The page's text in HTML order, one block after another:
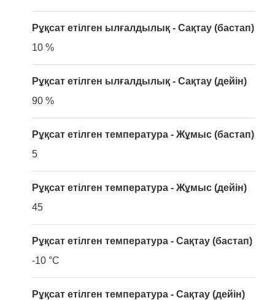
Рұқсат етілген ылғалдылық - Сақтау (бастап)
10 %
Рұқсат етілген ылғалдылық - Сақтау (дейін)
90 %
Рұқсат етілген температура - Жұмыс (бастап)
5
Рұқсат етілген температура - Жұмыс (дейін)
45
Рұқсат етілген температура - Сақтау (бастап)
-10 °C
Рұқсат етілген температура - Сақтау (дейін)